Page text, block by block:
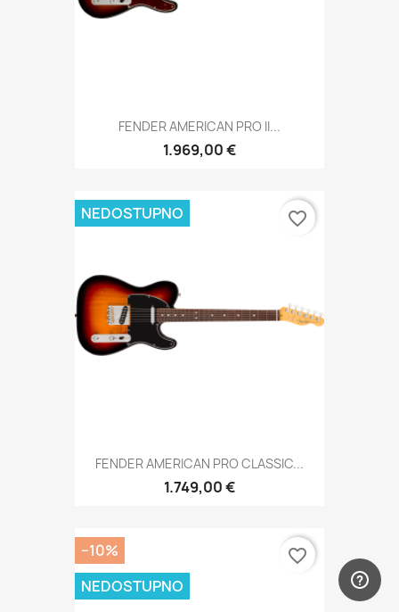
FENDER AMERICAN PRO II...
1.969,00 €
FENDER AMERICAN PRO CLASSIC...
1.749,00 €
NEDOSTUPNO favorite_border
−10%
NEDOSTUPNO
favorite_border